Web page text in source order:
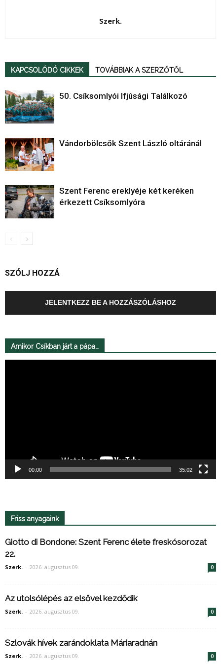
Szerk.
KAPCSOLÓDÓ CIKKEK TOVÁBBIAK A SZERZŐTŐL
50. Csíksomlyói Ifjúsági Találkozó
Vándorbölcsők Szent László oltáránál
Szent Ferenc ereklyéje két keréken
érkezett Csíksomlyóra
SZÓLJ HOZZÁ
JELENTKEZZ BE A HOZZÁSZÓLÁSHOZ
Amikor Csíkban járt a pápa…
00:00 35:02
Friss anyagaink
Giotto di Bondone: Szent Ferenc élete freskósorozat
22.
Szerk. - 2026. augusztus 09. 0
Az utolsólépés az elsővel kezdődik
Szerk. - 2026. augusztus 09. 0
Szlovák hívek zarándoklata Máriaradnán
Szerk. - 2026. augusztus 09. 0